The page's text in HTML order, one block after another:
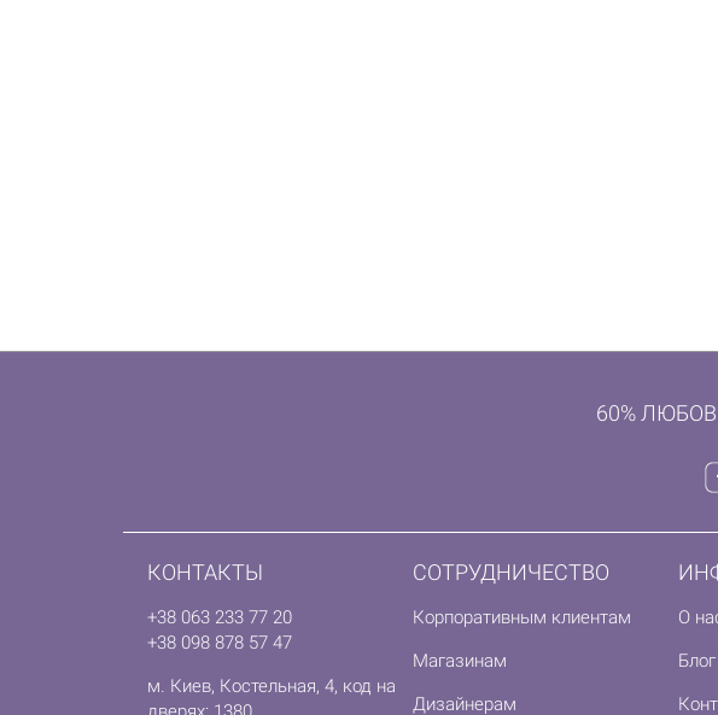
60% ЛЮБОВ
КОНТАКТЫ
+38 063 233 77 20
+38 098 878 57 47
м. Киев, Костельная, 4, код на
СОТРУДНИЧЕСТВО
Корпоративным клиентам
Магазинам
Дизайнерам
О
Блог